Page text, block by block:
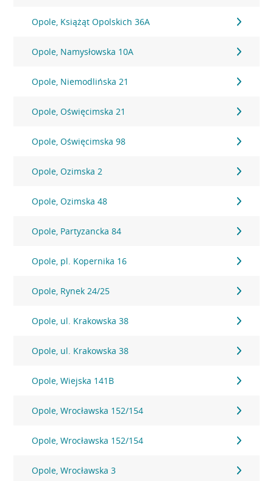
Opole, Książąt Opolskich 36A
Opole, Namysłowska 10A
Opole, Niemodlińska 21
Opole, Oświęcimska 21
Opole, Oświęcimska 98
Opole, Ozimska 2
Opole, Ozimska 48
Opole, Partyzancka 84
Opole, pl. Kopernika 16
Opole, Rynek 24/25
Opole, ul. Krakowska 38
Opole, ul. Krakowska 38
Opole, Wiejska 141B
Opole, Wrocławska 152/154
Opole, Wrocławska 152/154
Opole, Wrocławska 3